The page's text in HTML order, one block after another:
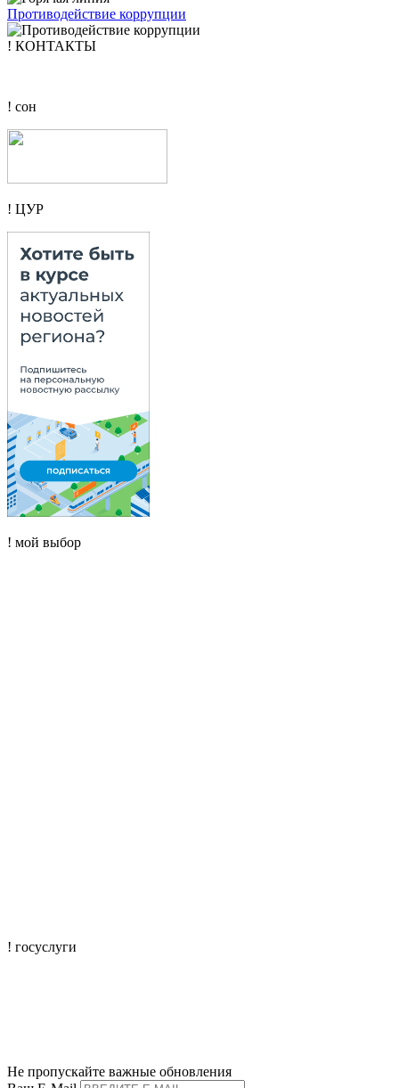
Противодействие коррупции
! КОНТАКТЫ
! сон
! ЦУР
! мой выбор
! госуслуги
Не пропускайте важные обновления